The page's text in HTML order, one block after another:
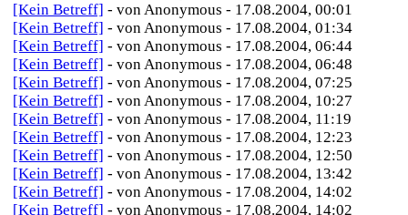
[Kein Betreff] - von Anonymous - 17.08.2004, 00:01
[Kein Betreff] - von Anonymous - 17.08.2004, 01:34
[Kein Betreff] - von Anonymous - 17.08.2004, 06:44
[Kein Betreff] - von Anonymous - 17.08.2004, 06:48
[Kein Betreff] - von Anonymous - 17.08.2004, 07:25
[Kein Betreff] - von Anonymous - 17.08.2004, 10:27
[Kein Betreff] - von Anonymous - 17.08.2004, 11:19
[Kein Betreff] - von Anonymous - 17.08.2004, 12:23
[Kein Betreff] - von Anonymous - 17.08.2004, 12:50
[Kein Betreff] - von Anonymous - 17.08.2004, 13:42
[Kein Betreff] - von Anonymous - 17.08.2004, 14:02
[Kein Betreff] - von Anonymous - 17.08.2004, 14:02